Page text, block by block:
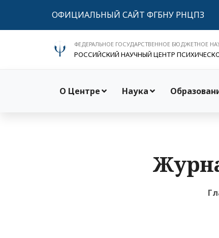
ОФИЦИАЛЬНЫЙ САЙТ ФГБНУ РНЦПЗ
ФЕДЕРАЛЬНОЕ ГОСУДАРСТВЕННОЕ БЮДЖЕТНОЕ
РОССИЙСКИЙ НАУЧНЫЙ ЦЕНТР
О Центре Наука